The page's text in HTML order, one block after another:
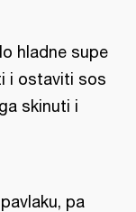
hladne supe
i ostaviti sos
skinuti i
pa